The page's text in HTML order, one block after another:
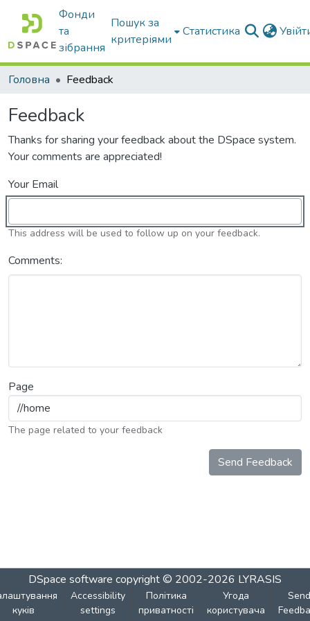
Фонди
та
зібрання
Пошук за
критеріями
Статистика
Головна Feedback
Feedback
Thanks for sharing your feedback about the DSpace system.
Your comments are appreciated!
Your Email
This address will be used to follow up on your feedback.
Comments:
Page
The page related to your feedback
Send Feedback
DSpace software copyright © 2002-2026 LYRASIS
куків
Accessibility
settings
Політика
приватності
Угода
користувача
Send